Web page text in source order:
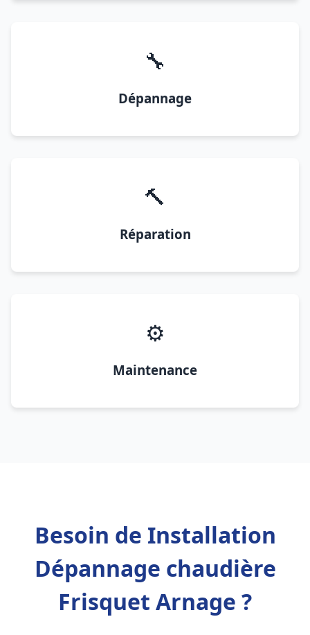
🔧
Dépannage
🔨
Réparation
⚙️
Maintenance
Besoin de Installation
Dépannage chaudière
Frisquet Arnage ?